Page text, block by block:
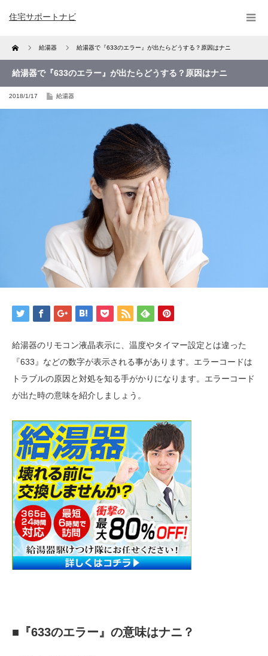
住宅サポートナビ
Home 給湯器 給湯器で『633のエラー』が出たらどうする？原因はナニ
給湯器で『633のエラー』が出たらどうする？原因はナニ
2018/1/17 給湯器
給湯器のリモコン液晶表示に、温度やタイマー設定とは違った
『633』などの数字が表示される事があります。エラーコードは
トラブルの原因と対処を知る手がかりになります。エラーコード
が出た時の意味を紹介しましょう。
■『633のエラー』の意味はナニ？